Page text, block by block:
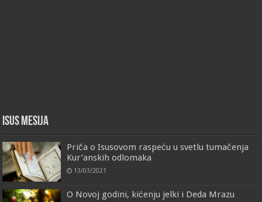
Isus Mesija
Priča o Isusovom raspeću u svetlu tumačenja
Kur’anskih odlomaka
13/03/2021
O Novoj godini, kićenju jelki i Deda Mrazu